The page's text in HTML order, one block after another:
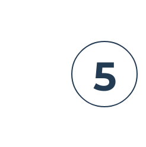
5